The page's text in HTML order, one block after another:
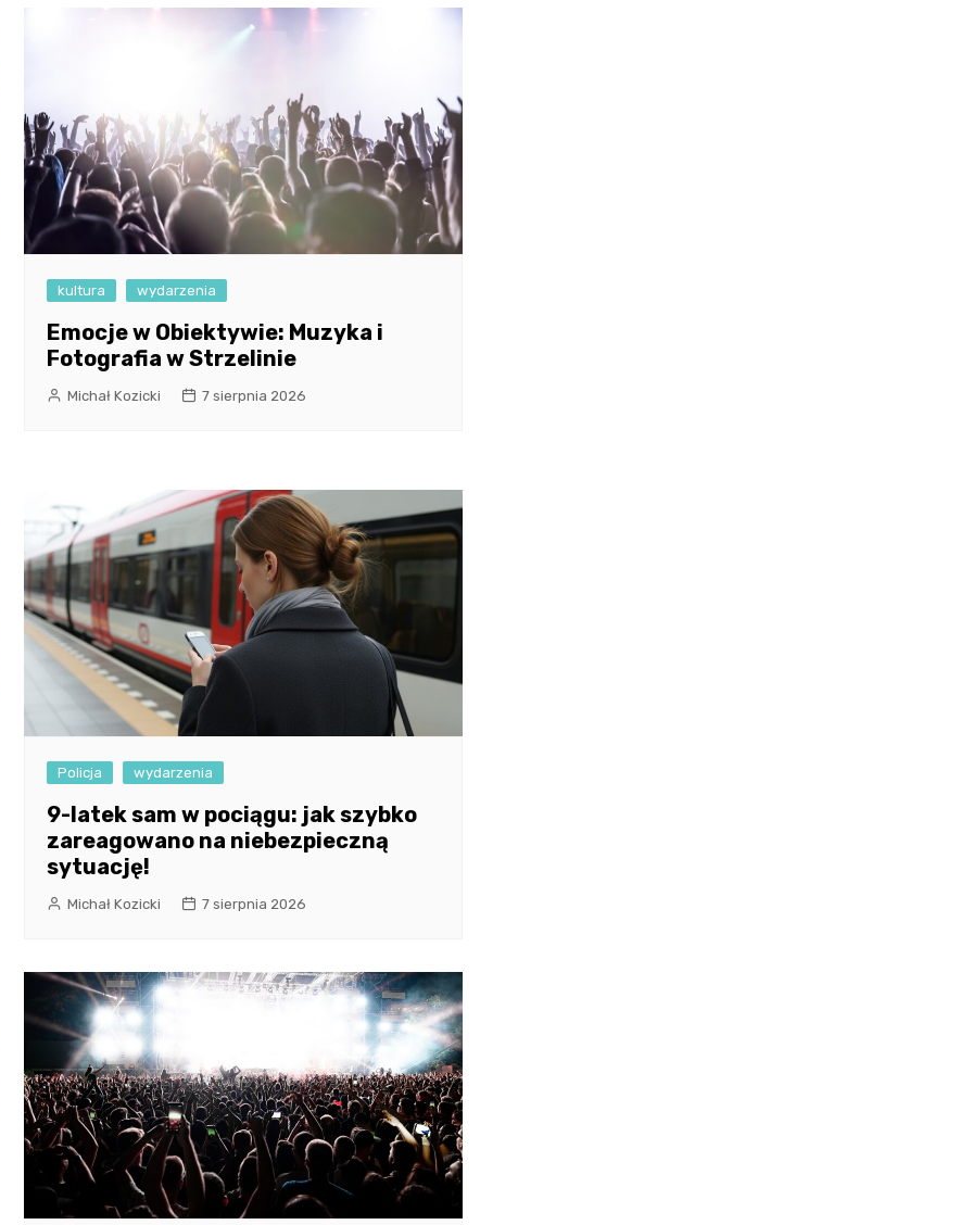
kultura wydarzenia
Emocje w Obiektywie: Muzyka i
Fotografia w Strzelinie
Michał Kozicki 7 sierpnia 2026
Policja wydarzenia
9-latek sam w pociągu: jak szybko
zareagowano na niebezpieczną
sytuację!
Michał Kozicki 7 sierpnia 2026